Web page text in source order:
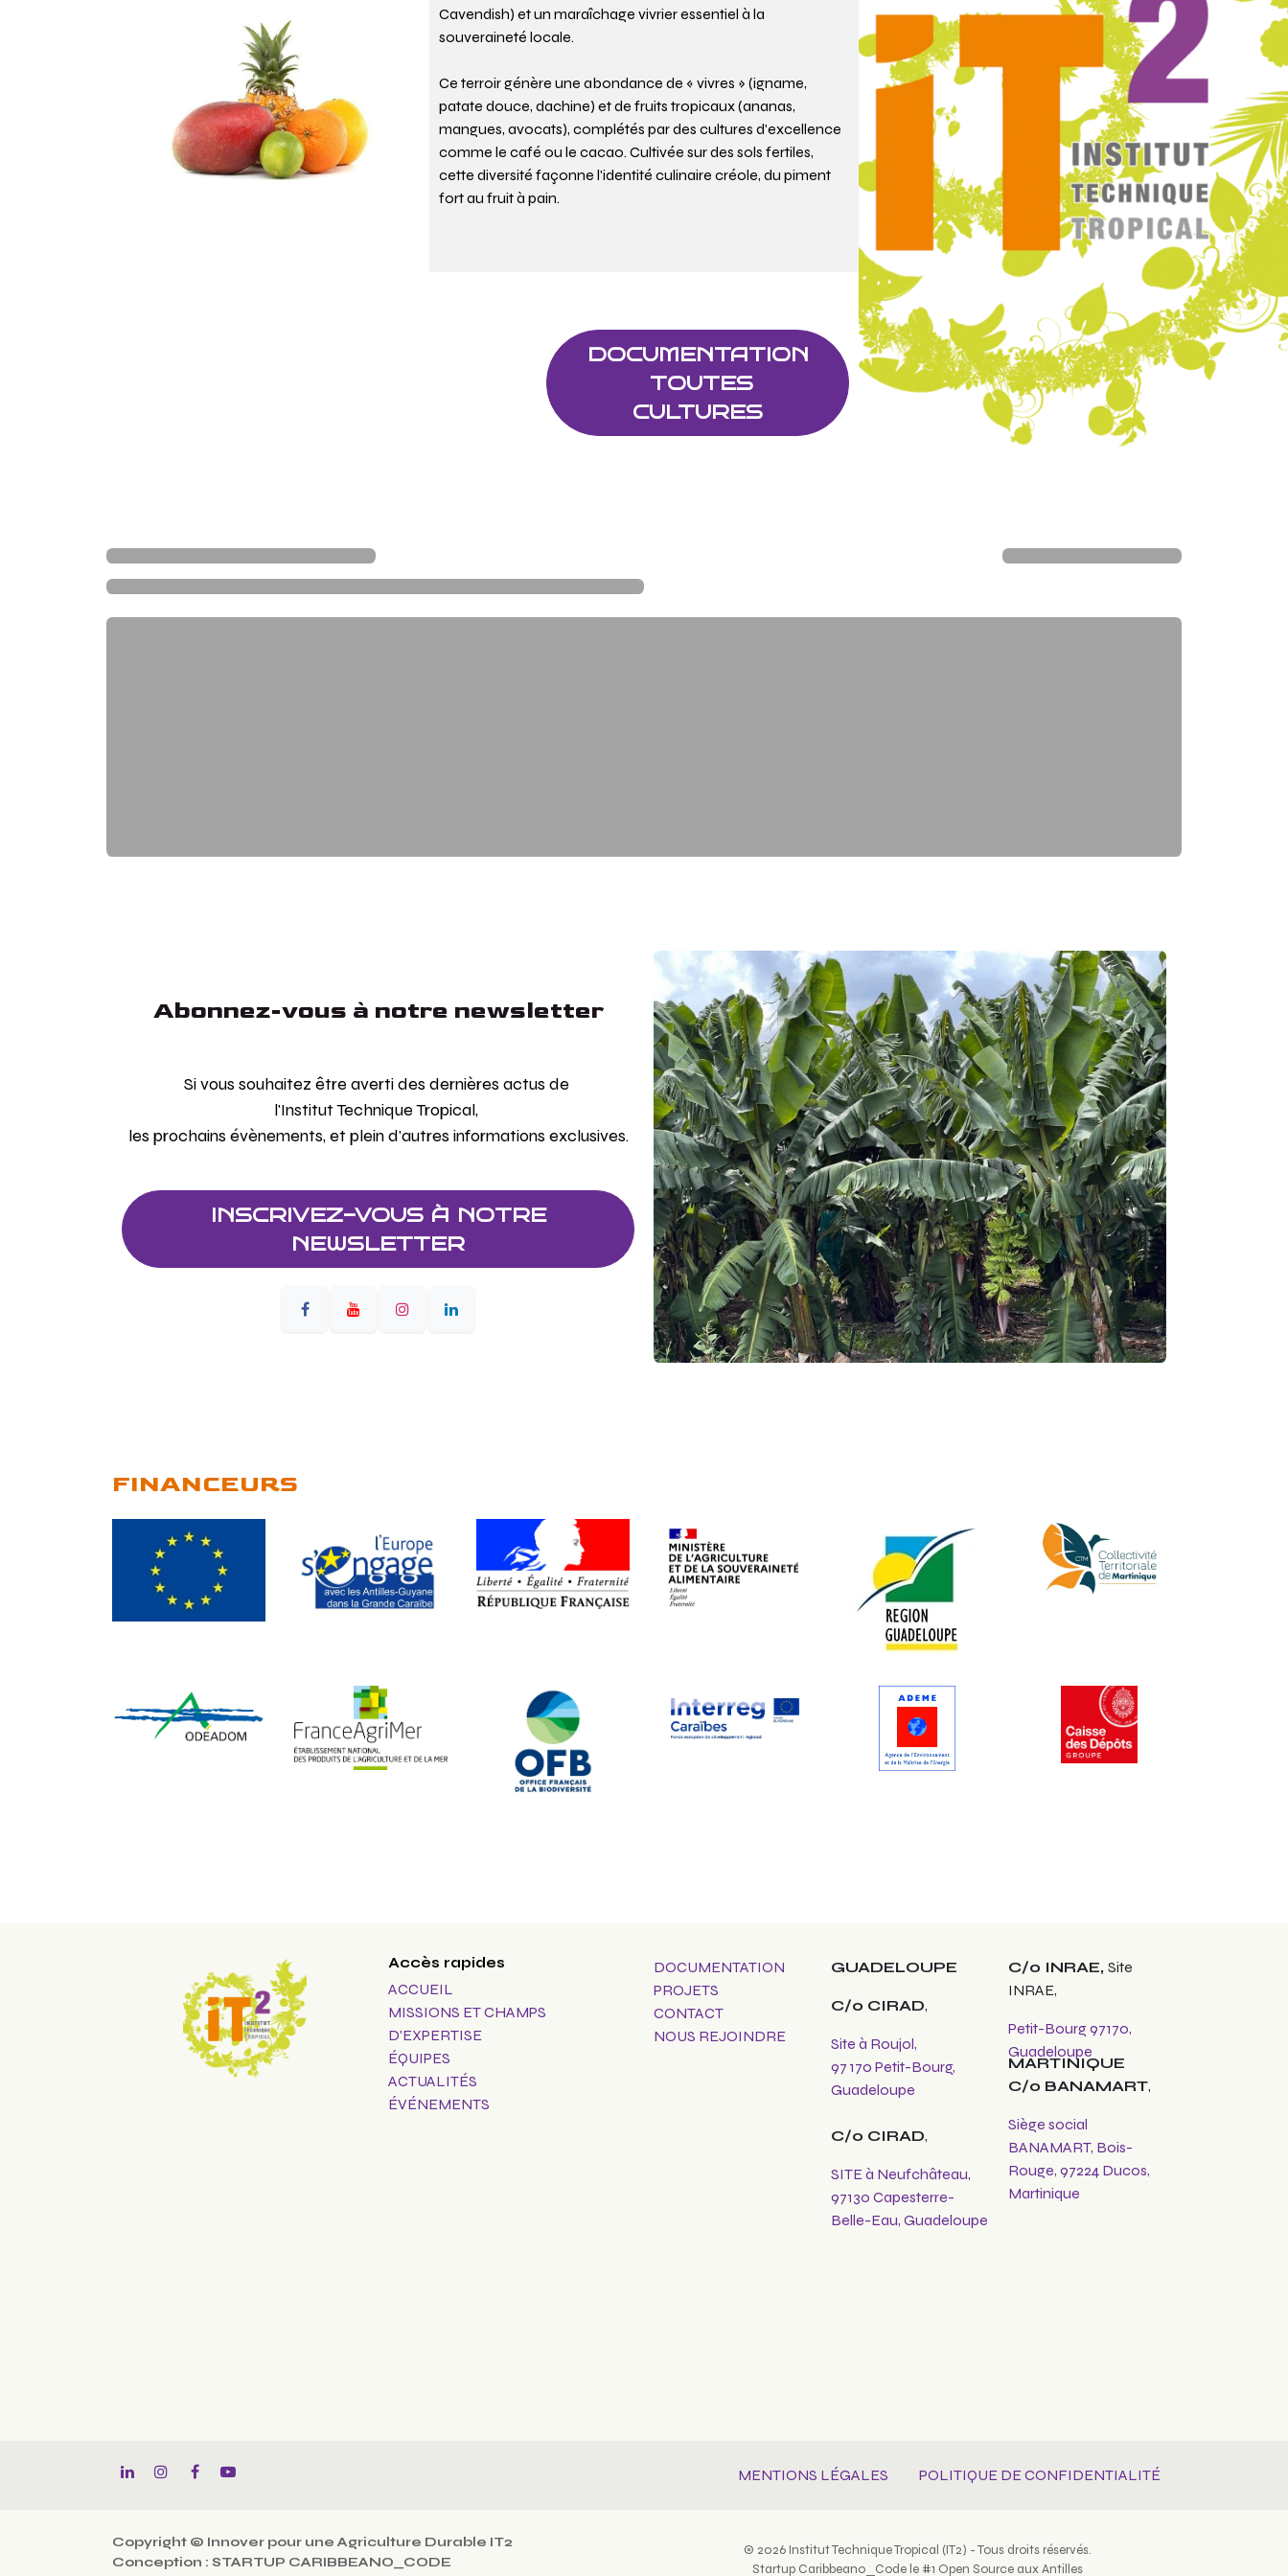
Cavendish) et un maraîchage vivrier essentiel à la
souveraineté locale.
Ce terroir génère une abondance de « vivres » (igname,
patate douce, dachine) et de fruits tropicaux (ananas,
mangues, avocats), complétés par des cultures d'excellence
comme le café ou le cacao. Cultivée sur des sols fertiles,
cette diversité façonne l'identité culinaire créole, du piment
fort au fruit à pain.
DOCUMENTATION
TOUTES
CULTURES
Abonnez-vous à notre newsletter
Si vous souhaitez être averti des dernières actus de
l'Institut Technique Tropical,
les prochains évènements, et plein d'autres informations exclusives.
INSCRIVEZ-VOUS À NOTRE
NEWSLETTER
FINANCEURS
C/o INRAE, Site
INRAE,
Petit-Bourg 97170,
Guadeloupe
Accès rapides
ACCUEIL
MISSIONS ET CHAMPS
D'EXPERTISE
ÉQUIPES
ACTUALITÉS
ÉVÉNEMENTS
DOCUMENTATION
PROJETS
CONTACT
NOUS REJOINDRE
GUADELOUPE
C/o CIRAD,
Site à Roujol,
97 170 Petit-Bourg,
Guadeloupe
C/o CIRAD,
SITE à Neufchâteau,
97130 Capesterre-
Belle-Eau, Guadeloupe
MARTINIQUE
C/o BANAMART,
Siège social
BANAMART, Bois-
Rouge, 97224 Ducos,
Martinique
MENTIONS LÉGALES POLITIQUE DE CONFIDENTIALITÉ
Copyright © Innover pour une Agriculture Durable IT2
Conception : STARTUP CARIBBEANO_CODE
© 2026 Institut Technique Tropical (IT2) - Tous droits réservés.
Startup Caribbeano_Code le #1 Open Source aux Antilles